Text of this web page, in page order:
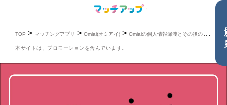
TOP >マッチングアプリ >Omiai(オミアイ) >Omiaiの個人情報漏洩とその後の再発防止策は？安全に使える他のアプリ3選も紹介
本サイトは、プロモーションを含んでいます。
目